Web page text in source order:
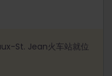
St. Jean火车站就位